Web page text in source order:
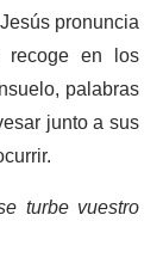
pronuncia
en los
palabras
junto a sus
turbe vuestro